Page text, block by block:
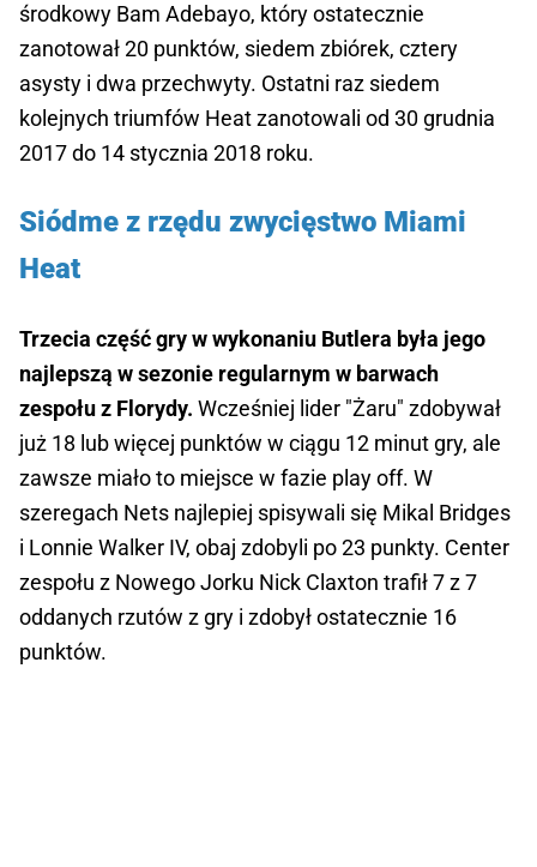
środkowy Bam Adebayo, który ostatecznie
zanotował 20 punktów, siedem zbiórek, cztery
asysty i dwa przechwyty. Ostatni raz siedem
kolejnych triumfów Heat zanotowali od 30 grudnia
2017 do 14 stycznia 2018 roku.
Siódme z rzędu zwycięstwo Miami
Heat
Trzecia część gry w wykonaniu Butlera była jego
najlepszą w sezonie regularnym w barwach
zespołu z Florydy. Wcześniej lider "Żaru" zdobywał
już 18 lub więcej punktów w ciągu 12 minut gry, ale
zawsze miało to miejsce w fazie play off. W
szeregach Nets najlepiej spisywali się Mikal Bridges
i Lonnie Walker IV, obaj zdobyli po 23 punkty. Center
zespołu z Nowego Jorku Nick Claxton trafił 7 z 7
oddanych rzutów z gry i zdobył ostatecznie 16
punktów.